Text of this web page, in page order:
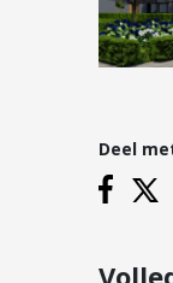
Banken
Deel